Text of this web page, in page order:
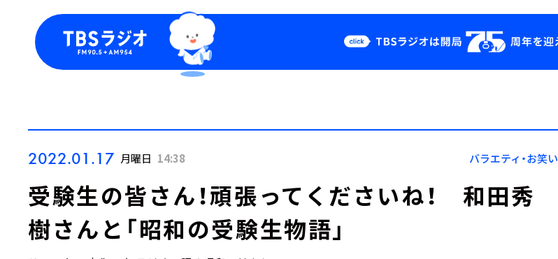
Podcast
YouTube
会社情報
2022.01.17 月曜日 14:38 バラエティ・お笑い
受験生の皆さん！頑張ってくださいね！ 和田秀
樹さんと「昭和の受験生物語」